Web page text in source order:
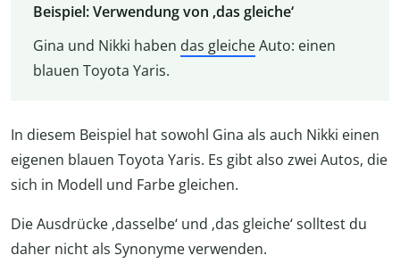
Beispiel: Verwendung von ‚das gleiche‘
Gina und Nikki haben das gleicheAuto: einen
blauen Toyota Yaris.
In diesem Beispiel hat sowohl Gina als auch Nikki einen
eigenen blauen Toyota Yaris. Es gibt also zwei Autos, die
sich in Modell und Farbe gleichen.
Die Ausdrücke ‚dasselbe‘ und ‚das gleiche‘ solltest du
daher nicht als Synonyme verwenden.